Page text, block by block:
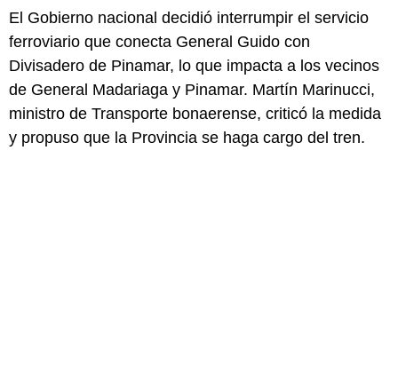
El Gobierno nacional decidió interrumpir el servicio
ferroviario que conecta General Guido con
Divisadero de Pinamar, lo que impacta a los vecinos
de General Madariaga y Pinamar. Martín Marinucci,
ministro de Transporte bonaerense, criticó la medida
y propuso que la Provincia se haga cargo del tren.